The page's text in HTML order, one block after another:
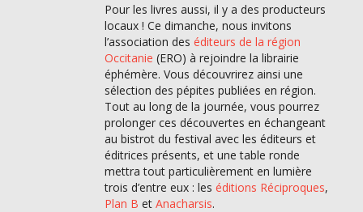
Pour les livres aussi, il y a des producteurs
locaux ! Ce dimanche, nous invitons
l’association des éditeurs de la région
Occitanie (ERO) à rejoindre la librairie
éphémère. Vous découvrirez ainsi une
sélection des pépites publiées en région.
Tout au long de la journée, vous pourrez
prolonger ces découvertes en échangeant
au bistrot du festival avec les éditeurs et
éditrices présents, et une table ronde
mettra tout particulièrement en lumière
trois d’entre eux : les éditions Réciproques,
Plan B et Anacharsis.